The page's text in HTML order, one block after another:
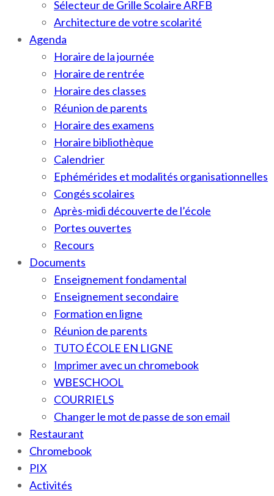
Sélecteur de Grille Scolaire ARFB
Architecture de votre scolarité
Agenda
Horaire de la journée
Horaire de rentrée
Horaire des classes
Réunion de parents
Horaire des examens
Horaire bibliothèque
Calendrier
Ephémérides et modalités organisationnelles
Congés scolaires
Après-midi découverte de l’école
Portes ouvertes
Recours
Documents
Enseignement fondamental
Enseignement secondaire
Formation en ligne
Réunion de parents
TUTO ÉCOLE EN LIGNE
Imprimer avec un chromebook
WBESCHOOL
COURRIELS
Changer le mot de passe de son email
Restaurant
Chromebook
PIX
Activités